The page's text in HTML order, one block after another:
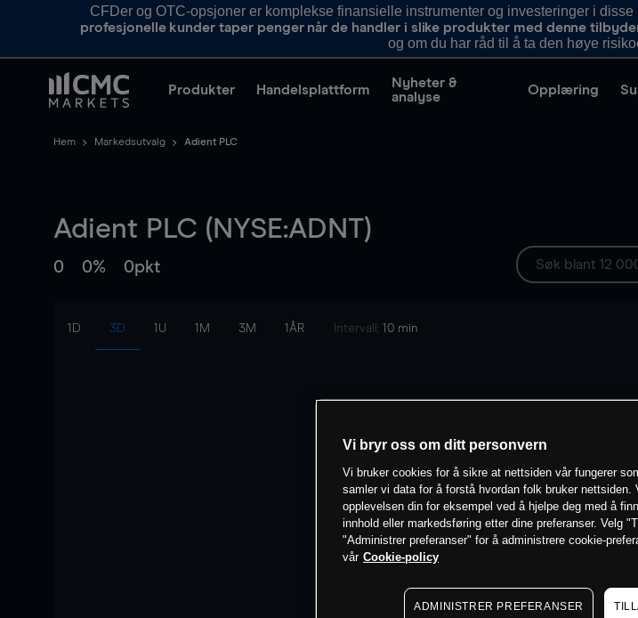
CFDer og OTC-opsjoner er komplekse finansielle instrumenter og investeringer i
profesjonelle kunder taper penger når de handler i slike produkter med denne
og om du har råd til å ta den høye
Produkter Handelsplattform
Nyheter &
analyse
Opplæring
Hem Markedsutvalg Adient PLC
Adient PLC (NYSE:ADNT)
0 0% 0pkt
1D 3D 1U 1M 3M 1ÅR Intervall: 10 min
Vi bryr oss om ditt personvern
Vi bruker cookies for å sikre at nettsiden vår fungerer
samler vi data for å forstå hvordan folk bruker
opplevelsen din for eksempel ved å hjelpe deg med å
innhold eller markedsføring etter dine preferanser. Velg
"Administrer preferanser" for å administrere cookie-
vår Cookie-policy
ADMINISTRER PREFERANSER